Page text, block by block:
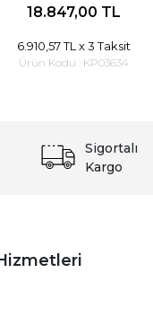
18.847,00 TL
6.910,57 TL x 3 Taksit
Ürün Kodu : KP03634
Sigortalı
Kargo